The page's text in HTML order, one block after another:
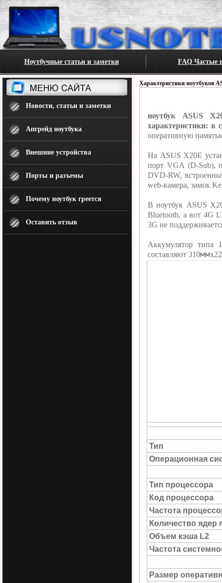
Ноутбучные статьи и заметки FAQ Частые
Новости, статьи и заметки
Апгрейд ноутбука
Внешние устройства
Порты и разъемы
Почему ноутбук греется
Оставить отзыв
Характеристики ноутбуков
ноутбук ASUS
характеристики: в
оперативную
На ASUS X20E
порт VGA (D-Sub),
DVD-RW,
web-камера, замок
В ноутбук ASUS
Bluetooth, а вот 4G
3G не
Аккумулятор типа
составляют 310мм
Тип
Операционная
Тип процессора
Код процессора
Частота
Количество ядер
Объем кэша L2
Частота
Размер